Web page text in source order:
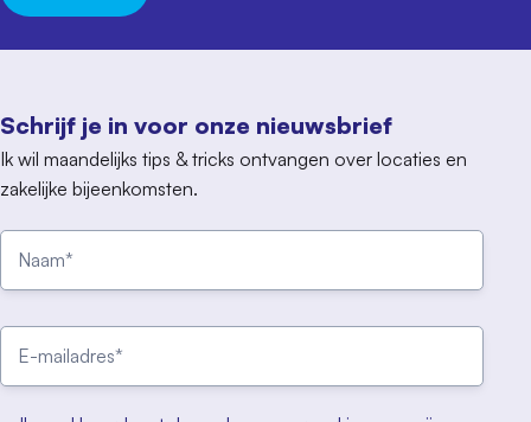
Schrijf je in voor onze nieuwsbrief
Ik wil maandelijks tips & tricks ontvangen over locaties en
zakelijke bijeenkomsten.